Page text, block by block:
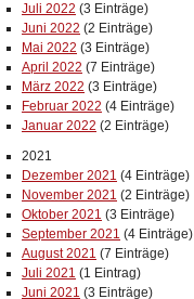
Juli 2022 (3 Einträge)
Juni 2022 (2 Einträge)
Mai 2022 (3 Einträge)
April 2022 (7 Einträge)
März 2022 (3 Einträge)
Februar 2022 (4 Einträge)
Januar 2022 (2 Einträge)
2021
Dezember 2021 (4 Einträge)
November 2021 (2 Einträge)
Oktober 2021 (3 Einträge)
September 2021 (4 Einträge)
August 2021 (7 Einträge)
Juli 2021 (1 Eintrag)
Juni 2021 (3 Einträge)